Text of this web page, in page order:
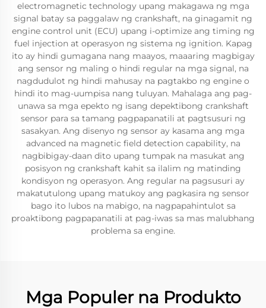
electromagnetic technology upang makagawa ng mga
signal batay sa paggalaw ng crankshaft, na ginagamit ng
engine control unit (ECU) upang i-optimize ang timing ng
fuel injection at operasyon ng sistema ng ignition. Kapag
ito ay hindi gumagana nang maayos, maaaring magbigay
ang sensor ng maling o hindi regular na mga signal, na
nagdudulot ng hindi mahusay na pagtakbo ng engine o
hindi ito mag-uumpisa nang tuluyan. Mahalaga ang pag-
unawa sa mga epekto ng isang depektibong crankshaft
sensor para sa tamang pagpapanatili at pagtsusuri ng
sasakyan. Ang disenyo ng sensor ay kasama ang mga
advanced na magnetic field detection capability, na
nagbibigay-daan dito upang tumpak na masukat ang
posisyon ng crankshaft kahit sa ilalim ng matinding
kondisyon ng operasyon. Ang regular na pagsusuri ay
makatutulong upang matukoy ang pagkasira ng sensor
bago ito lubos na mabigo, na nagpapahintulot sa
proaktibong pagpapanatili at pag-iwas sa mas malubhang
problema sa engine.
Mga Populer na Produkto